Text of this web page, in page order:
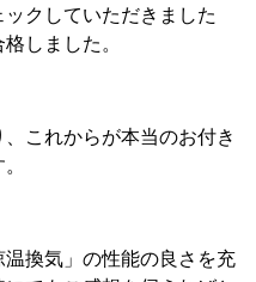
クしていただきました
しました。
これからが本当のお付き
換気」の性能の良さを充